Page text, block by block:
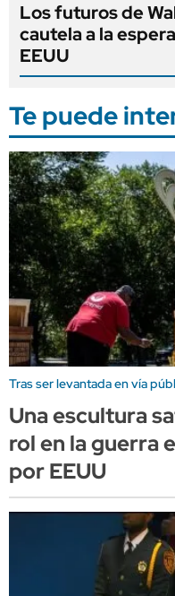
Los futuros de
cautela a la
EEUU
Te puede
Tras ser levantada en vía
Una escultura
rol en la guerra
por EEUU